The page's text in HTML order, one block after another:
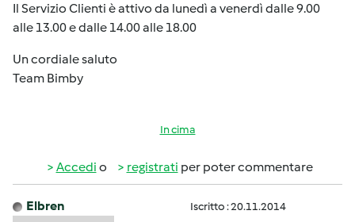
Il Servizio Clienti è attivo da lunedì a venerdì dalle 9.00
alle 13.00 e dalle 14.00 alle 18.00
Un cordiale saluto
Team Bimby
In cima
Accedi o registrati per poter commentare
Elbren Iscritto : 20.11.2014